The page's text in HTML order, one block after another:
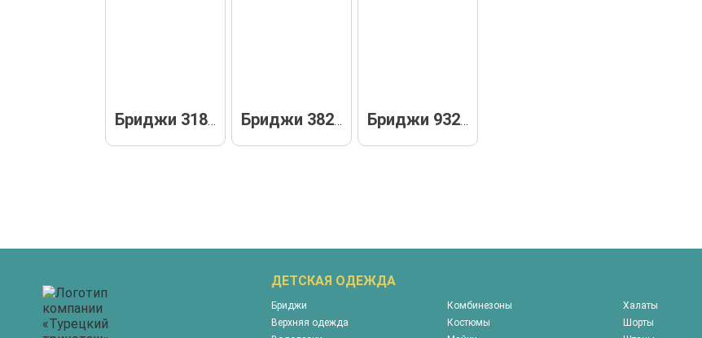
Бриджи 31802 Бриджи 38214 Бриджи 93278
ДЕТСКАЯ ОДЕЖДА
Бриджи
Верхняя одежда
Комбинезоны
Костюмы
Халаты
Шорты